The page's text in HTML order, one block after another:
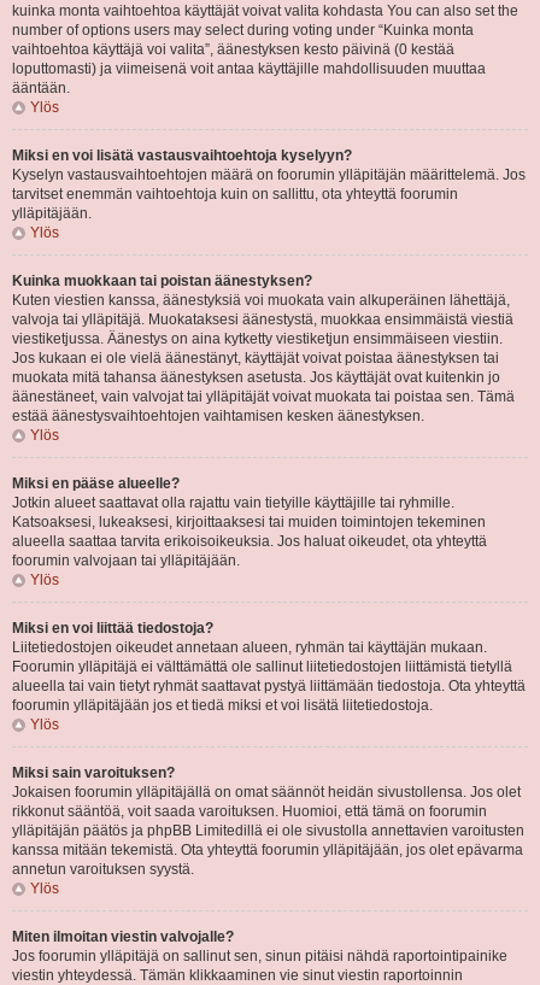
kuinka monta vaihtoehtoa käyttäjät voivat valita kohdasta You can also set the
number of options users may select during voting under “Kuinka monta
vaihtoehtoa käyttäjä voi valita”, äänestyksen kesto päivinä (0 kestää
loputtomasti) ja viimeisenä voit antaa käyttäjille mahdollisuuden muuttaa
ääntään.
Ylös
Miksi en voi lisätä vastausvaihtoehtoja kyselyyn?
Kyselyn vastausvaihtoehtojen määrä on foorumin ylläpitäjän määrittelemä. Jos
tarvitset enemmän vaihtoehtoja kuin on sallittu, ota yhteyttä foorumin
ylläpitäjään.
Ylös
Kuinka muokkaan tai poistan äänestyksen?
Kuten viestien kanssa, äänestyksiä voi muokata vain alkuperäinen lähettäjä,
valvoja tai ylläpitäjä. Muokataksesi äänestystä, muokkaa ensimmäistä viestiä
viestiketjussa. Äänestys on aina kytketty viestiketjun ensimmäiseen viestiin.
Jos kukaan ei ole vielä äänestänyt, käyttäjät voivat poistaa äänestyksen tai
muokata mitä tahansa äänestyksen asetusta. Jos käyttäjät ovat kuitenkin jo
äänestäneet, vain valvojat tai ylläpitäjät voivat muokata tai poistaa sen. Tämä
estää äänestysvaihtoehtojen vaihtamisen kesken äänestyksen.
Ylös
Miksi en pääse alueelle?
Jotkin alueet saattavat olla rajattu vain tietyille käyttäjille tai ryhmille.
Katsoaksesi, lukeaksesi, kirjoittaaksesi tai muiden toimintojen tekeminen
alueella saattaa tarvita erikoisoikeuksia. Jos haluat oikeudet, ota yhteyttä
foorumin valvojaan tai ylläpitäjään.
Ylös
Miksi en voi liittää tiedostoja?
Liitetiedostojen oikeudet annetaan alueen, ryhmän tai käyttäjän mukaan.
Foorumin ylläpitäjä ei välttämättä ole sallinut liitetiedostojen liittämistä tietyllä
alueella tai vain tietyt ryhmät saattavat pystyä liittämään tiedostoja. Ota yhteyttä
foorumin ylläpitäjään jos et tiedä miksi et voi lisätä liitetiedostoja.
Ylös
Miksi sain varoituksen?
Jokaisen foorumin ylläpitäjällä on omat säännöt heidän sivustollensa. Jos olet
rikkonut sääntöä, voit saada varoituksen. Huomioi, että tämä on foorumin
ylläpitäjän päätös ja phpBB Limitedillä ei ole sivustolla annettavien varoitusten
kanssa mitään tekemistä. Ota yhteyttä foorumin ylläpitäjään, jos olet epävarma
annetun varoituksen syystä.
Ylös
Miten ilmoitan viestin valvojalle?
Jos foorumin ylläpitäjä on sallinut sen, sinun pitäisi nähdä raportointipainike
viestin yhteydessä. Tämän klikkaaminen vie sinut viestin raportoinnin